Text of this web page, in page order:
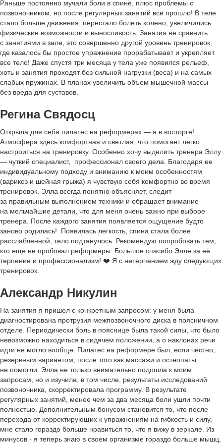
Раньше постоянно мучали боли в спине, плюс проблемы с
позвоночником, но после регулярных занятий всё прошло! В теле
стало больше движения, перестало болеть колено, увеличились
физические возможности и выносливость. Занятия не сравнить
с занятиями в зале, это совершенно другой уровень тренировок,
где казалось бы простое упражнение прорабатывает и укрепляет
все тело! Даже спустя три месяца у тела уже появился рельеф,
хоть и занятия проходят без сильной нагрузки (веса) и на самых
слабых пружинах. В планах увеличить объем мышечной массы
без вреда для суставов.
Регина Свядосц
Открыла для себя пилатес на реформерах — я в восторге!
Атмосфера здесь комфортная и светлая, что помогает легко
настроиться на тренировку. Особенно хочу выделить тренера Эллу
— чуткий специалист, профессионал своего дела. Благодаря ее
индивидуальному подходу и вниманию к моим особенностям
(варикоз и шейная грыжа) я чувствую себя комфортно во время
тренировок. Элла всегда понятно объясняет, следит
за правильным выполнением техники и обращает внимание
на мельчайшие детали, что для меня очень важно при выборе
тренера. После каждого занятия появляется ощущение будто
заново родилась! Появилась легкость, спина стала более
расслабленной, тело подтянулось. Рекомендую попробовать тем,
кто еще не пробовал реформеры. Большое спасибо Элле за её
терпение и профессионализм! ❤️ Я с нетерпением жду следующих
тренировок.
Александр Никулин
На занятия я пришел с конкретным запросом: у меня была
диагностирована протрузия межпозвоночного диска в поясничном
отделе. Периодически боль в пояснице была такой силы, что было
невозможно находиться в сидячем положении, а о наклонах речи
идти не могло вообще. Пилатес на реформере был, если честно,
резервным вариантом, после того как массажи и остеопаты
не помогли. Элла не только внимательно подошла к моим
запросам, но и изучила, в том числе, результаты исследований
позвоночника, скорректировала программу. В результате
регулярных занятий, менее чем за два месяца боли ушли почти
полностью. Дополнительным бонусом становится то, что после
перехода от корректирующих к упражнениям на гибкость и силу,
мне стало гораздо больше нравиться то, что я вижу в зеркале. Из
минусов - я теперь знаю в своем организме гораздо больше мышц,